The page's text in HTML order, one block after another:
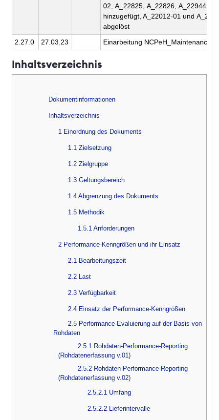
02, A_22825, A_22826, A_22944
hinzugefügt, A_22012-01 und
abgelöst
2.27.0
27.03.23 Einarbeitung
Inhaltsverzeichnis
Dokumentinformationen
Inhaltsverzeichnis
1 Einordnung des Dokuments
1.1 Zielsetzung
1.2 Zielgruppe
1.3 Geltungsbereich
1.4 Abgrenzung des Dokuments
1.5 Methodik
1.5.1 Anforderungen
2 Performance-Kenngrößen und ihr Einsatz
2.1 Bearbeitungszeit
2.2 Last
2.3 Verfügbarkeit
2.4 Einsatz der Performance-Kenngrößen
2.5 Performance-Evaluierung auf der Basis von
Rohdaten
2.5.1 Rohdaten-Performance-Reporting
(Rohdatenerfassung v.01)
2.5.2 Rohdaten-Performance-Reporting
(Rohdatenerfassung v.02)
2.5.2.1 Umfang
2.5.2.2 Lieferintervalle